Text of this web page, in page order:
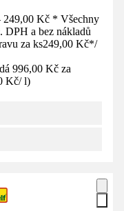
Kč * Všechny
DPH a bez nákladů
za ks249,00 Kč*/
996,00 Kč za
Kč/ l)